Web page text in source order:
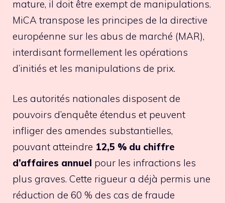
mature, il doit être exempt de manipulations.
MiCA transpose les principes de la directive
européenne sur les abus de marché (MAR),
interdisant formellement les opérations
d’initiés et les manipulations de prix.
Les autorités nationales disposent de
pouvoirs d’enquête étendus et peuvent
infliger des amendes substantielles,
pouvant atteindre 12,5 % du chiffre
d’affaires annuel pour les infractions les
plus graves. Cette rigueur a déjà permis une
réduction de 60 % des cas de fraude